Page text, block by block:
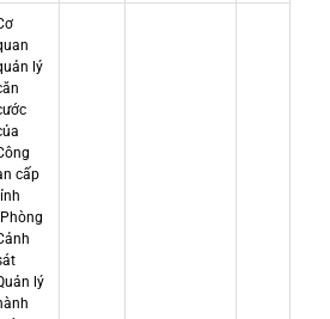
lý
cấp
lý